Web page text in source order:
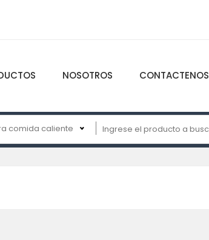
NOSOTROS CONTACTENOS
comida caliente